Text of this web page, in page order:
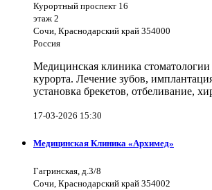
Курортный проспект 16
этаж 2
Сочи, Краснодарский край 354000
Россия
Медицинская клиника стоматологии
курорта. Лечение зубов,
установка брекетов, отбеливание,
17-03-2026 15:30
Медицинская Клиника «Архимед»
Гагринская, д.3/8
Сочи, Краснодарский край 354002